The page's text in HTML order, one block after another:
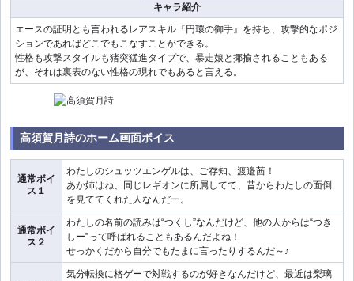
キャラ紹介
エースの証明とも言われるレアスキル『円環の御手』を持ち、攻撃的なポジ
ションであればどこでもこなすことができる。
性格も攻撃スタイルも猪突猛進タイプで、暴走娘と揶揄されることもある
が、それは裏表のない性格の現れでもあると言える。
高須賀月詩のホーム画面ボイス
通常ボイ
ス１
わたしのシュッツエンゲルは、ご存知、渡邉茜！
あか姉はね、同じレギオンに所属してて、昔からわたしの面倒
を見ててくれた人なんだー。
通常ボイ
ス２
わたしの名前の読みは“つくし”なんだけど、他の人からは“つき
しー”って呼ばれることもあるんだよね！
せっかくだから自分でもたまに言ったりするんだ～♪
気分転換に格ゲーで対戦するのが好きなんだけど、最近は梨璃